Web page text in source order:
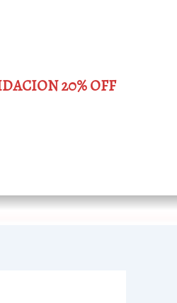
20% OFF